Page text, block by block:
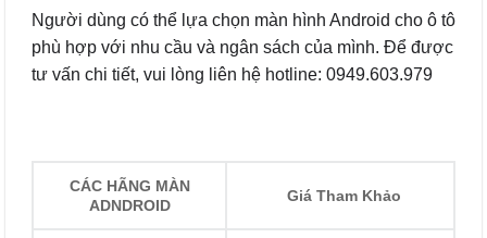
Người dùng có thể lựa chọn màn hình Android cho ô tô
phù hợp với nhu cầu và ngân sách của mình. Để được
tư vấn chi tiết, vui lòng liên hệ hotline: 0949.603.979
CÁC HÃNG MÀN
ADNDROID
Giá Tham Khảo